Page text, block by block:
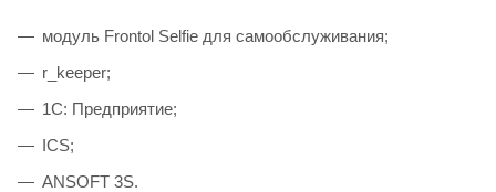
модуль Frontol Selfie для самообслуживания;
r_keeper;
1С: Предприятие;
ICS;
ANSOFT 3S.